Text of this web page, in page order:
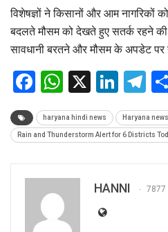
विशेषज्ञों ने किसानों और आम नागरिकों
बदलते मौसम को देखते हुए सतर्क रहने
सावधानी बरतने और मौसम के अपडेट
Facebook
WhatsApp
X
haryana hindi news Haryana news
Rain and Thunderstorm Alert for 6 Districts
HANNI 7877